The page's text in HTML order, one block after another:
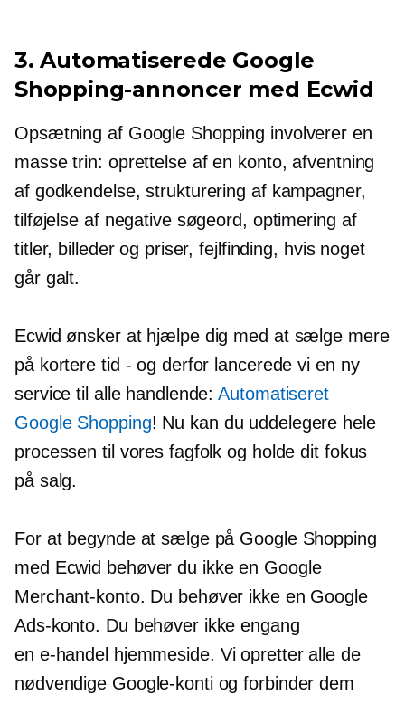
3. Automatiserede Google
Shopping-annoncer med Ecwid
Opsætning af Google Shopping involverer en
masse trin: oprettelse af en konto, afventning
af godkendelse, strukturering af kampagner,
tilføjelse af negative søgeord, optimering af
titler, billeder og priser, fejlfinding, hvis noget
går galt.
Ecwid ønsker at hjælpe dig med at sælge mere
på kortere tid - og derfor lancerede vi en ny
service til alle handlende:Automatiseret
Google Shopping! Nu kan du uddelegere hele
processen til vores fagfolk og holde dit fokus
på salg.
For at begynde at sælge på Google Shopping
med Ecwid behøver du ikke en Google
Merchant-konto. Du behøver ikke en Google
Ads-konto. Du behøver ikke engang
en e-handel hjemmeside. Vi opretter alle de
nødvendige Google-konti og forbinder dem